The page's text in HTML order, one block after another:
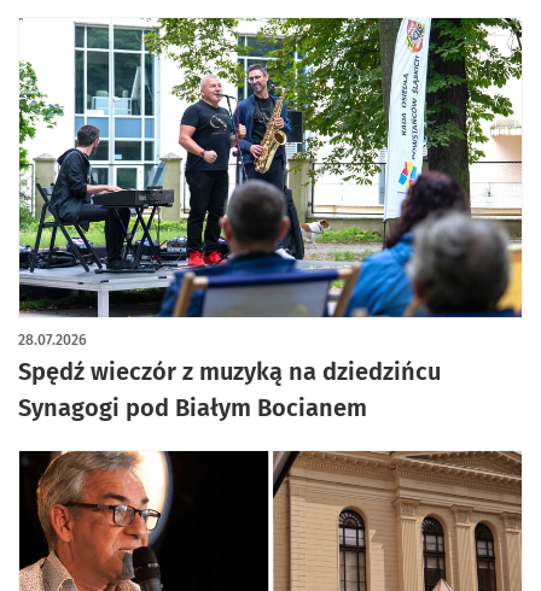
Spędź wieczór z muzyką na dziedzińcu
Synagogi pod Białym Bocianem
28.07.2026